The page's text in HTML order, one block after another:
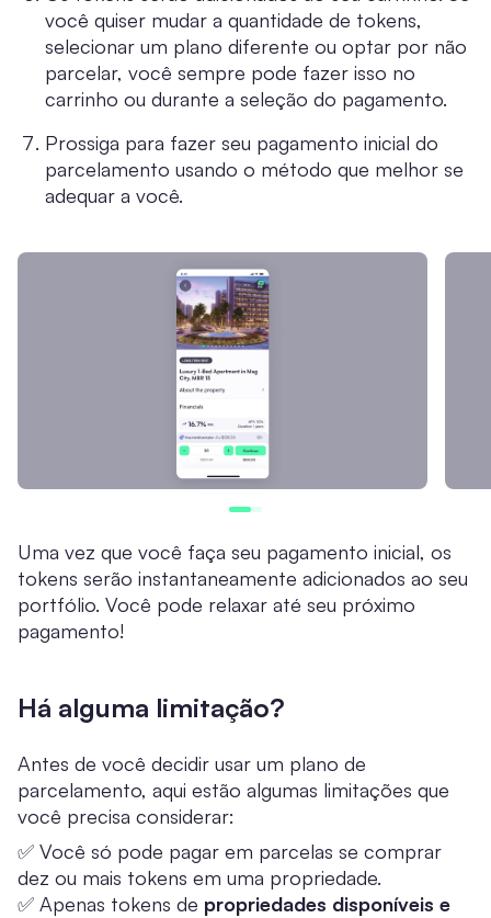
você quiser mudar a quantidade de tokens,
selecionar um plano diferente ou optar por não
parcelar, você sempre pode fazer isso no
carrinho ou durante a seleção do pagamento.
Prossiga para fazer seu pagamento inicial do
parcelamento usando o método que melhor se
adequar a você.
Uma vez que você faça seu pagamento inicial, os
tokens serão instantaneamente adicionados ao seu
portfólio. Você pode relaxar até seu próximo
pagamento!
Há alguma limitação?
Antes de você decidir usar um plano de
parcelamento, aqui estão algumas limitações que
você precisa considerar:
✅ Você só pode pagar em parcelas se comprar
dez ou mais tokens em uma propriedade.
✅ Apenas tokens de propriedades disponíveis e